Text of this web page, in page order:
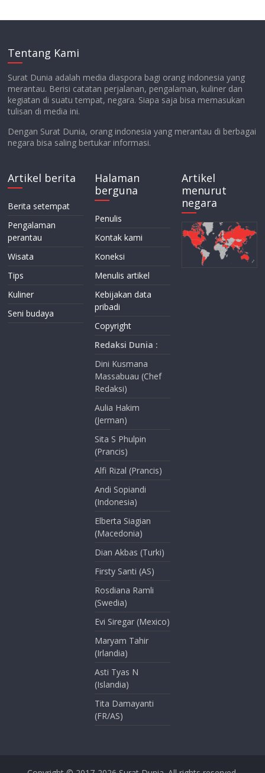
Tentang Kami
Surat Dunia adalah media diaspora bagi orang indonesia yang
merantau. Berisi catatan perjalanan, pengalaman, kuliner dan
kegiatan di suatu tempat, negara. Siapa saja bisa memasukan
tulisan di media ini.
Dengan Surat Dunia, orang indonesia yang merantau di berbagai
negara bisa saling bertukar informasi.
Artikel berita
Berita setempat
Pengalaman
perantau
Wisata
Tips
Kuliner
Seni budaya
Halaman
berguna
Penulis
Kontak kami
Koneksi
Menulis artikel
Kebijakan data
pribadi
Copyright
Redaksi Dunia :
Dini Kusmana
Massabuau (Chef
Redaksi)
Aulia Hakim
(Jerman)
Sita S Phulpin
(Prancis)
Alfi Rizal (Prancis)
Andi Sopiandi
(Indonesia)
Elberta Siagian
(Macedonia)
Dian Akbas (Turki)
Firsty Santi (AS)
Rosdiana Ramli
(Swedia)
Evi Siregar (Mexico)
Maryam Tahir
(Irlandia)
Asti Tyas N
(Islandia)
Tita Damayanti
(FR/AS)
Artikel
menurut
negara